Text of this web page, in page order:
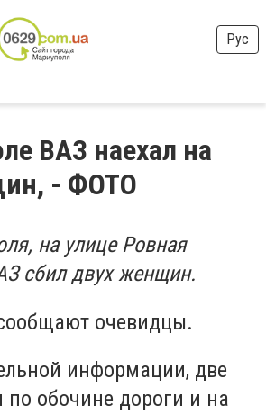
Рус
ВАЗ наехал на
- ФОТО
на улице Ровная
сбил двух женщин.
очевидцы.
информации, две
обочине дороги и на